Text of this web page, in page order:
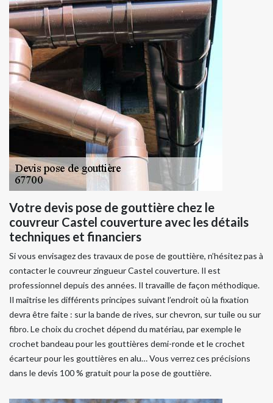
Votre devis pose de gouttière chez le
couvreur Castel couverture avec les détails
techniques et financiers
Si vous envisagez des travaux de pose de gouttière, n’hésitez pas à
contacter le couvreur zingueur Castel couverture. Il est
professionnel depuis des années. Il travaille de façon méthodique.
Il maîtrise les différents principes suivant l’endroit où la fixation
devra être faite : sur la bande de rives, sur chevron, sur tuile ou sur
fibro. Le choix du crochet dépend du matériau, par exemple le
crochet bandeau pour les gouttières demi-ronde et le crochet
écarteur pour les gouttières en alu… Vous verrez ces précisions
dans le devis 100 % gratuit pour la pose de gouttière.